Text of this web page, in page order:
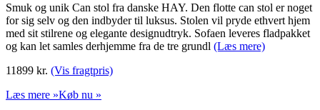
Smuk og unik Can stol fra danske HAY. Den flotte can stol er noget
for sig selv og den indbyder til luksus. Stolen vil pryde ethvert hjem
med sit stilrene og elegante designudtryk. Sofaen leveres fladpakket
og kan let samles derhjemme fra de tre grundl (Læs mere)
11899 kr. (Vis fragtpris)
Læs mere »Køb nu »